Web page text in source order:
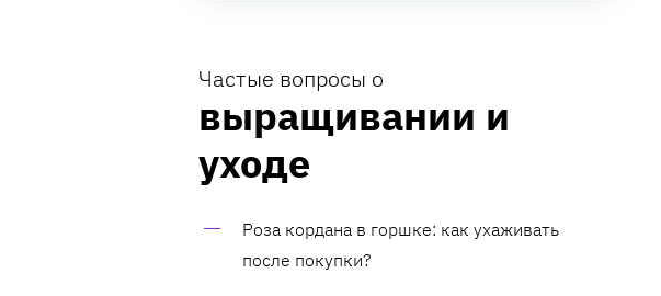
Частые вопросы о
выращивании и
уходе
Роза кордана в горшке: как ухаживать
после покупки?